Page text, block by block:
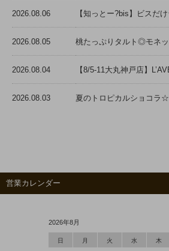
営業カレンダー
2026年8月
日 月 火 水 木